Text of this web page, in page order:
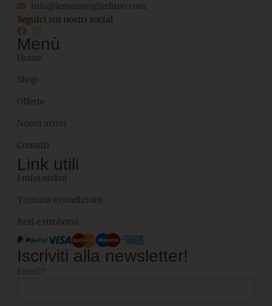
info@lemeravigliediteo.com
Seguici sui nostri social
Menù
Home
Shop
Offerte
Nuovi arrivi
Contatti
Link utili
I miei ordini
Termini e condizioni
Resi e rimborsi
Iscriviti alla newsletter!